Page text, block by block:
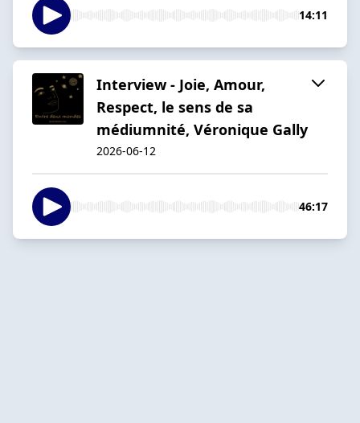
14:11
Interview - Joie, Amour,
Respect, le sens de sa
médiumnité, Véronique Gally
2026-06-12
46:17